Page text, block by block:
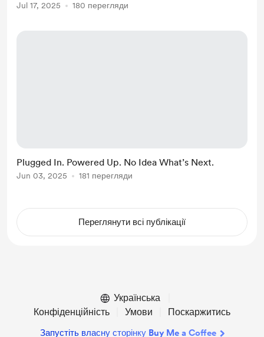
Jul 17, 2025 180 перегляди
Plugged In. Powered Up. No Idea What’s Next.
Jun 03, 2025 181 перегляди
Переглянути всі публікації
Українська
Конфіденційність
Умови Поскаржитись
Запустіть власну сторінку Buy Me a Coffee